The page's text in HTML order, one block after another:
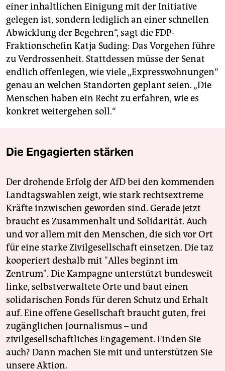
einer inhaltlichen Einigung mit der Initiative
gelegen ist, sondern lediglich an einer schnellen
Abwicklung der Begehren“, sagt die FDP-
Fraktionschefin Katja Suding: Das Vorgehen führe
zu Verdrossenheit. Stattdessen müsse der Senat
endlich offenlegen, wie viele „Expresswohnungen“
genau an welchen Standorten geplant seien. „Die
Menschen haben ein Recht zu erfahren, wie es
konkret weitergehen soll.“
Die Engagierten stärken
Der drohende Erfolg der AfD bei den kommenden
Landtagswahlen zeigt, wie stark rechtsextreme
Kräfte inzwischen geworden sind. Gerade jetzt
braucht es Zusammenhalt und Solidarität. Auch
und vor allem mit den Menschen, die sich vor Ort
für eine starke Zivilgesellschaft einsetzen. Die taz
kooperiert deshalb mit "Alles beginnt im
Zentrum". Die Kampagne unterstützt bundesweit
linke, selbstverwaltete Orte und baut einen
solidarischen Fonds für deren Schutz und Erhalt
auf. Eine offene Gesellschaft braucht guten, frei
zugänglichen Journalismus – und
zivilgesellschaftliches Engagement. Finden Sie
auch? Dann machen Sie mit und unterstützen Sie
unsere Aktion.